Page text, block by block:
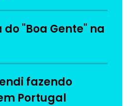
do "Boa Gente" na
fazendo
Portugal